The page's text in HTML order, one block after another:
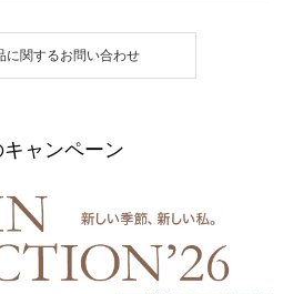
に関するお問い合わせ
ャンペーン